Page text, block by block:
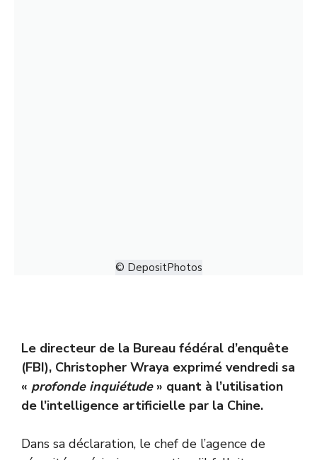
© DepositPhotos
Le directeur de la Bureau fédéral d’enquête
(FBI), Christopher Wraya exprimé vendredi sa
« profonde inquiétude» quant à l’utilisation
de l’intelligence artificielle par la Chine.
Dans sa déclaration, le chef de l’agence de